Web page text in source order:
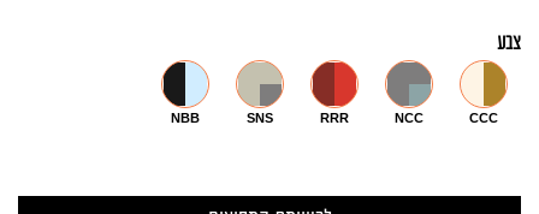
צבע
CCC
NCC
RRR
SNS
NBB